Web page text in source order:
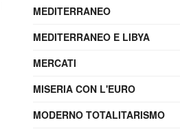
MEDITERRANEO
MEDITERRANEO E LIBYA
MERCATI
MISERIA CON L'EURO
MODERNO TOTALITARISMO